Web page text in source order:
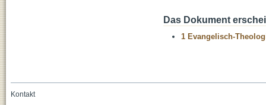
Das Dokument
1 Evangelisch-
Kontakt